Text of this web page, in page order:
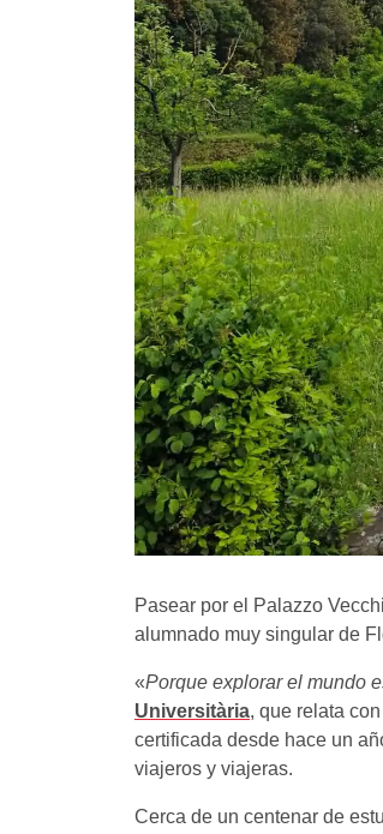
Pasear por el Palazzo
alumnado muy singular de
«Porque explorar el mundo
Universitària, que relata
certificada desde hace un
viajeros y viajeras.
Cerca de un centenar de